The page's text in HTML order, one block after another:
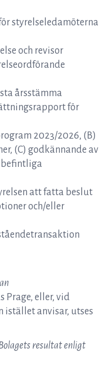
styrelseledamöterna
och revisor
årsstämma
för
2023/2026, (B)
(C) godkännande av
befintliga
att fatta beslut
och/eller
Prage, eller, vid
istället anvisar, utses
resultat enligt